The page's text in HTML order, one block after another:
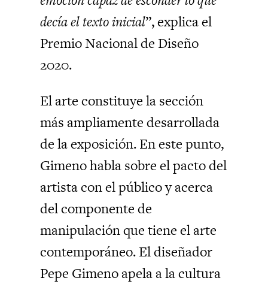
decía el texto inicial”, explica el
Premio Nacional de Diseño
2020.
El arte constituye la sección
más ampliamente desarrollada
de la exposición. En este punto,
Gimeno habla sobre el pacto del
artista con el público y acerca
del componente de
manipulación que tiene el arte
contemporáneo. El diseñador
Pepe Gimeno apela a la cultura